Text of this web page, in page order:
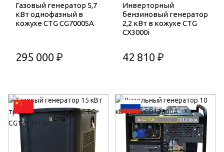
Газовый генератор 5,7
кВт однофазный в
кожухе CTG CG7000SA
295 000 ₽
Инверторный
бензиновый генератор
2,2 кВт в кожухе CTG
CX3000i
42 810 ₽